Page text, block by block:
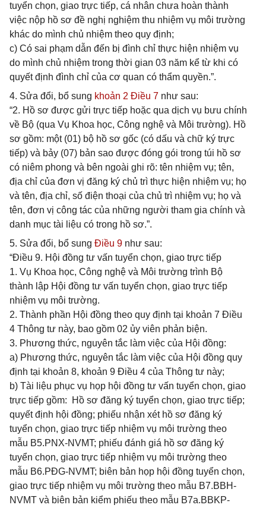
tuyển chọn, giao trực tiếp, cá nhân chưa hoàn thành
việc nộp hồ sơ đề nghị nghiệm thu nhiệm vụ môi trường
khác do mình chủ nhiệm theo quy định;
c) Có sai phạm dẫn đến bị đình chỉ thực hiện nhiệm vụ
do mình chủ nhiệm trong thời gian 03 năm kể từ khi có
quyết định đình chỉ của cơ quan có thẩm quyền.”.
4. Sửa đổi, bổ sung khoản 2 Điều 7 như sau:
“2. Hồ sơ được gửi trực tiếp hoặc qua dịch vụ bưu chính
về Bộ (qua Vụ Khoa học, Công nghệ và Môi trường). Hồ
sơ gồm: một (01) bộ hồ sơ gốc (có dấu và chữ ký trực
tiếp) và bảy (07) bản sao được đóng gói trong túi hồ sơ
có niêm phong và bên ngoài ghi rõ: tên nhiệm vụ; tên,
địa chỉ của đơn vị đăng ký chủ trì thực hiện nhiệm vụ; họ
và tên, địa chỉ, số điện thoại của chủ trì nhiệm vụ; họ và
tên, đơn vị công tác của những người tham gia chính và
danh mục tài liệu có trong hồ sơ.”.
5. Sửa đổi, bổ sung Điều 9 như sau:
“Điều 9. Hội đồng tư vấn tuyển chọn, giao trực tiếp
1. Vụ Khoa học, Công nghệ và Môi trường trình Bộ
thành lập Hội đồng tư vấn tuyển chọn, giao trực tiếp
nhiệm vụ môi trường.
2. Thành phần Hội đồng theo quy định tại khoản 7 Điều
4 Thông tư này, bao gồm 02 ủy viên phản biện.
3. Phương thức, nguyên tắc làm việc của Hội đồng:
a) Phương thức, nguyên tắc làm việc của Hội đồng quy
định tại khoản 8, khoản 9 Điều 4 của Thông tư này;
b) Tài liệu phục vụ họp hội đồng tư vấn tuyển chọn, giao
trực tiếp gồm: Hồ sơ đăng ký tuyển chọn, giao trực tiếp;
quyết định hội đồng; phiếu nhận xét hồ sơ đăng ký
tuyển chọn, giao trực tiếp nhiệm vụ môi trường theo
mẫu B5.PNX-NVMT; phiếu đánh giá hồ sơ đăng ký
tuyển chọn, giao trực tiếp nhiệm vụ môi trường theo
mẫu B6.PĐG-NVMT; biên bản họp hội đồng tuyển chọn,
giao trực tiếp nhiệm vụ môi trường theo mẫu B7.BBH-
NVMT và biên bản kiểm phiếu theo mẫu B7a.BBKP-